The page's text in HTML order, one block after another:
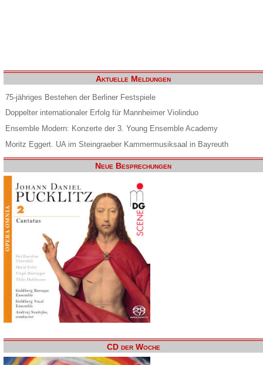
Aktuelle Meldungen
75-jähriges Bestehen der Berliner Festspiele
Doppelter internationaler Erfolg für Mannheimer Violinduo
Ensemble Modern: Konzerte der 3. Young Ensemble Academy
Moritz Eggert. UA im Steingraeber Kammermusiksaal in Bayreuth
Neue Besprechungen
CD der Woche